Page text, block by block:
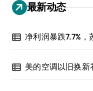
最新动态
净利润暴跌7.7%，
美的空调以旧换新